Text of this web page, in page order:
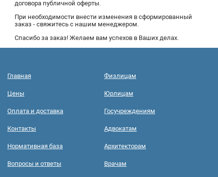
договора публичной оферты.
При необходимости внести изменения в сформированный
заказ - свяжитесь с нашим менеджером.
Спасибо за заказ! Желаем вам успехов в Ваших делах.
Главная
Цены
Оплата и доставка
Контакты
Нормативная база
Вопросы и ответы
Физлицам
Юрлицам
Госучреждениям
Адвокатам
Архитекторам
Врачам